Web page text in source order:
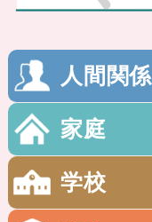
人間関係
家庭
学校